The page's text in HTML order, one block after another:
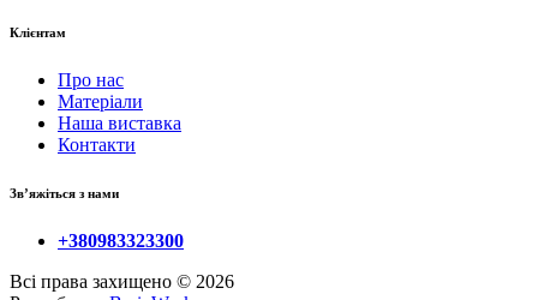
Клієнтам
Про нас
Матеріали
Наша виставка
Контакти
Зв’яжіться з нами
+380983323300
Всі права захищено © 2026